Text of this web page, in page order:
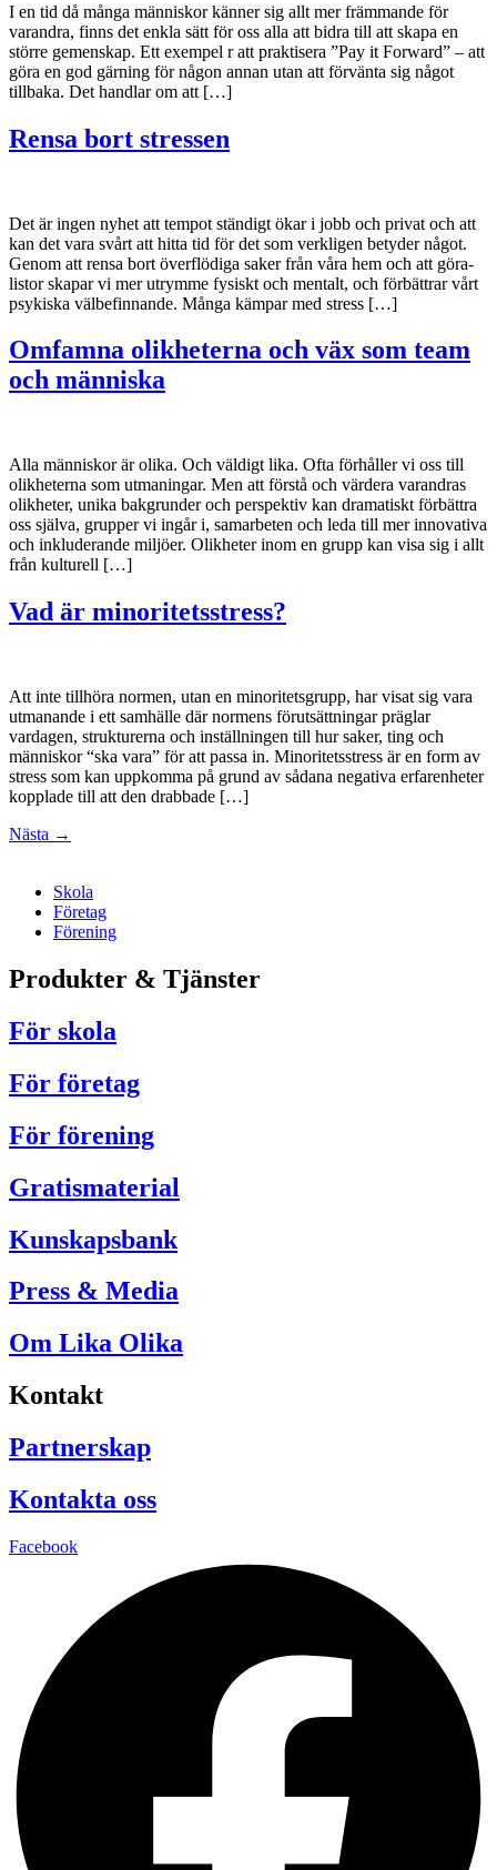
I en tid då många människor känner sig allt mer främmande för
varandra, finns det enkla sätt för oss alla att bidra till att skapa en
större gemenskap. Ett exempel r att praktisera ”Pay it Forward” – att
göra en god gärning för någon annan utan att förvänta sig något
tillbaka. Det handlar om att […]
Rensa bort stressen
Det är ingen nyhet att tempot ständigt ökar i jobb och privat och att
kan det vara svårt att hitta tid för det som verkligen betyder något.
Genom att rensa bort överflödiga saker från våra hem och att göra-
listor skapar vi mer utrymme fysiskt och mentalt, och förbättrar vårt
psykiska välbefinnande. Många kämpar med stress […]
Omfamna olikheterna och väx som team
och människa
Alla människor är olika. Och väldigt lika. Ofta förhåller vi oss till
olikheterna som utmaningar. Men att förstå och värdera varandras
olikheter, unika bakgrunder och perspektiv kan dramatiskt förbättra
oss själva, grupper vi ingår i, samarbeten och leda till mer innovativa
och inkluderande miljöer. Olikheter inom en grupp kan visa sig i allt
från kulturell […]
Vad är minoritetsstress?
Att inte tillhöra normen, utan en minoritetsgrupp, har visat sig vara
utmanande i ett samhälle där normens förutsättningar präglar
vardagen, strukturerna och inställningen till hur saker, ting och
människor “ska vara” för att passa in. Minoritetsstress är en form av
stress som kan uppkomma på grund av sådana negativa erfarenheter
kopplade till att den drabbade […]
Nästa →
Skola
Företag
Förening
Produkter & Tjänster
För skola
För företag
För förening
Gratismaterial
Kunskapsbank
Press & Media
Om Lika Olika
Kontakt
Partnerskap
Kontakta oss
Facebook